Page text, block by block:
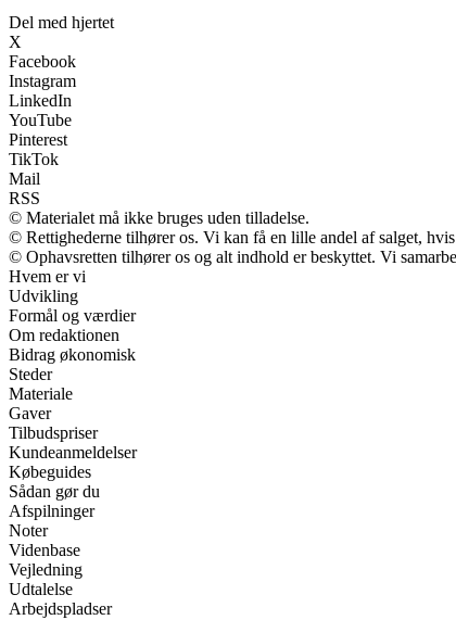
Del med hjertet
X
Facebook
Instagram
LinkedIn
YouTube
Pinterest
TikTok
Mail
RSS
© Materialet må ikke bruges uden tilladelse.
© Rettighederne tilhører os. Vi kan få en lille andel af salget,
© Ophavsretten tilhører os og alt indhold er beskyttet. Vi
Hvem er vi
Udvikling
Formål og værdier
Om redaktionen
Bidrag økonomisk
Steder
Materiale
Gaver
Tilbudspriser
Kundeanmeldelser
Købeguides
Sådan gør du
Afspilninger
Noter
Videnbase
Vejledning
Udtalelse
Arbejdspladser